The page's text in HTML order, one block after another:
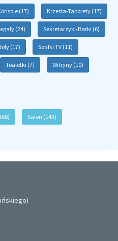
(17) Krzesła-Taborety (17)
(24) Sekretarzyki-Barki (6)
(17) Szafki TV (11)
Toaletki (7) Witryny (10)
Salon (143)